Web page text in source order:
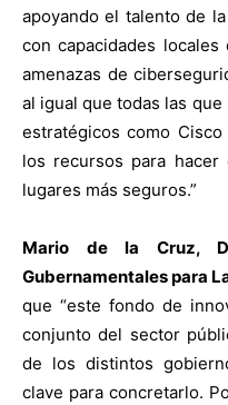
apoyando el talento de
con capacidades
amenazas de
al igual que todas las
estratégicos como
los recursos para
lugares más seguros.”
Mario de la Cruz,
Gubernamentales para
que “este fondo de
conjunto del sector
de los distintos
clave para concretarlo.